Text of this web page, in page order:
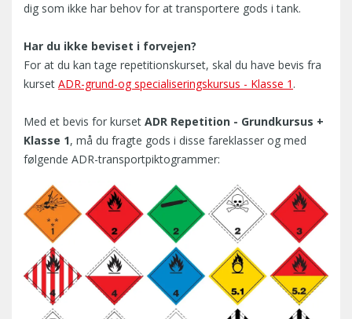
dig som ikke har behov for at transportere gods i tank.
Har du ikke beviset i forvejen?
For at du kan tage repetitionskurset, skal du have bevis fra
kurset ADR-grund-og specialiseringskursus - Klasse 1 .
Med et bevis for kurset ADR Repetition - Grundkursus +
Klasse 1, må du fragte gods i disse fareklasser og med
følgende ADR-transportpiktogrammer: